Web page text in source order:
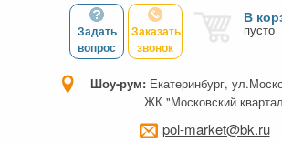
Задать
вопрос
Заказать
звонок
В
пусто
Шоу-рум: Екатеринбург,
ЖК "Московский
pol-market@bk.ru